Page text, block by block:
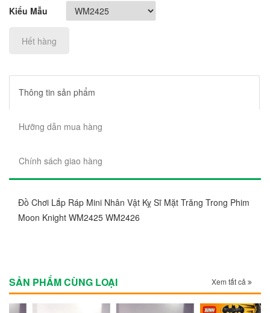
Kiểu Mẫu
Hết hàng
Thông tin sản phẩm
Hưỡng dẫn mua hàng
Chính sách giao hàng
Đồ Chơi Lắp Ráp Mini Nhân Vật Kỵ Sĩ Mặt Trăng Trong Phim
Moon Knight WM2425 WM2426
SẢN PHẨM CÙNG LOẠI Xem tất cả